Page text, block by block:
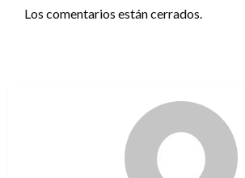
Los comentarios están cerrados.